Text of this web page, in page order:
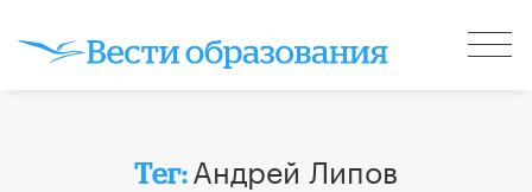
Тег: Андрей Липов